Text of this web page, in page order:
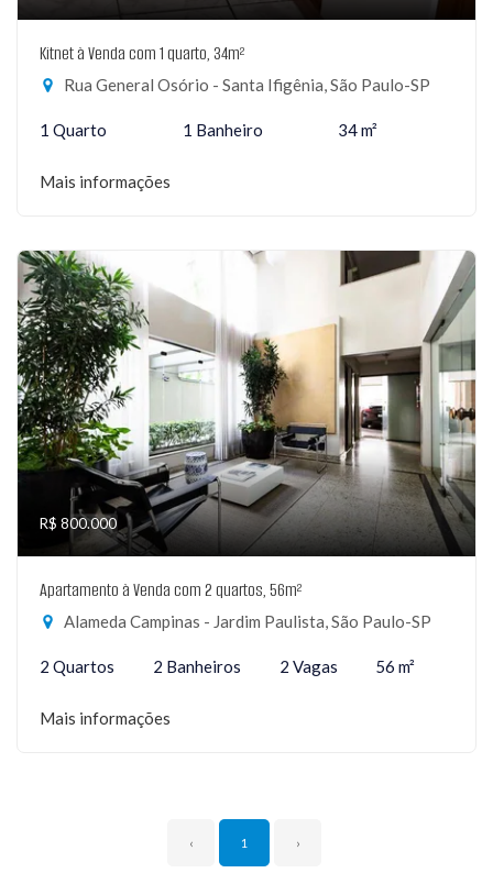
Kitnet à Venda com 1 quarto, 34m²
Rua General Osório - Santa Ifigênia, São Paulo-SP
1 Quarto 1 Banheiro 34 m²
Mais informações
R$ 800.000
Apartamento à Venda com 2 quartos, 56m²
Alameda Campinas - Jardim Paulista, São Paulo-SP
2 Quartos 2 Banheiros 2 Vagas 56 m²
Mais informações
‹ 1 ›